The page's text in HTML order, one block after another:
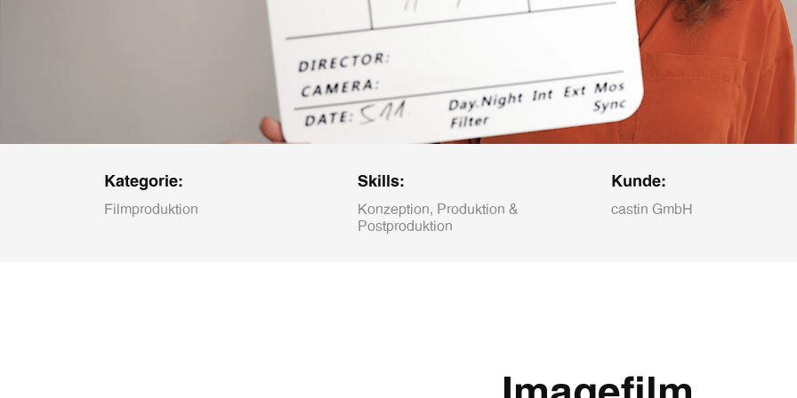
Kategorie:
Filmproduktion
Skills:
Konzeption, Produktion &
Postproduktion
Kunde:
castin GmbH